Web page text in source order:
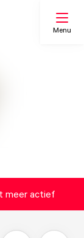
Menu
meer actief